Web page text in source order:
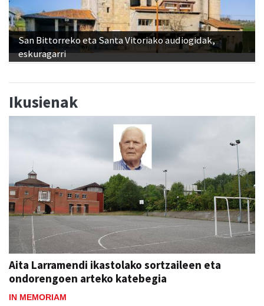
San Bittorreko eta Santa Vitoriako audiogidak,
eskuragarri
Ikusienak
Aita Larramendi ikastolako sortzaileen eta
ondorengoen arteko katebegia
IN MEMORIAM